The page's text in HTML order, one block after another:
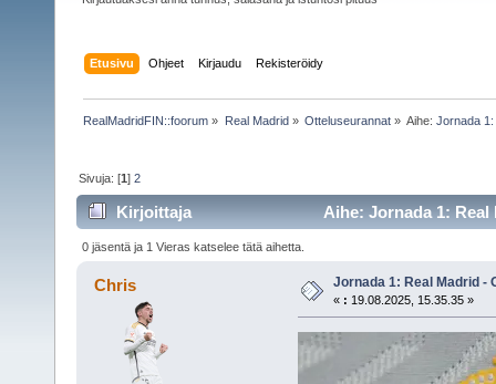
Etusivu Ohjeet Kirjaudu Rekisteröidy
RealMadridFIN::foorum » Real Madrid» Otteluseurannat» Aihe:Jornada
Sivuja: [1]2
Kirjoittaja Aihe: Jornada 1:
0 jäsentä ja 1 Vieras katselee tätä aihetta.
Chris Jornada 1: Real Madrid -
« : 19.08.2025, 15.35.35 »